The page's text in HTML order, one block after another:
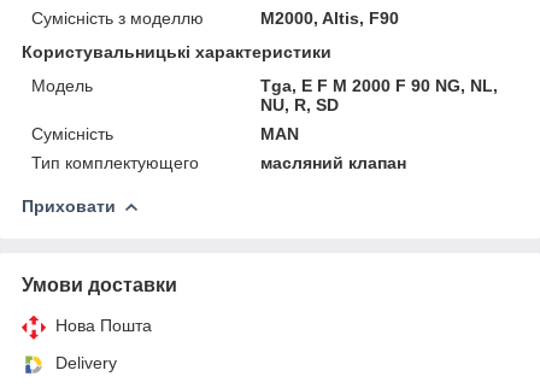
Сумісність з моделлю
M2000, Altis, F90
Користувальницькі характеристики
Мoдель
Tga, E F M 2000 F 90 NG, NL,
NU, R, SD
Сумісність
MAN
Тип комплектующего
масляний клапан
Приховати
Умови доставки
Нова Пошта
Delivery